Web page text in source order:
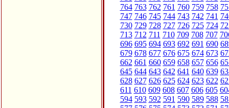
764 763 762 761 760 759 758
747 746 745 744 743 742 741
730 729 728 727 726 725 724
713 712 711 710 709 708 707
696 695 694 693 692 691 690
679 678 677 676 675 674 673
662 661 660 659 658 657 656
645 644 643 642 641 640 639
628 627 626 625 624 623 622
611 610 609 608 607 606 605
594 593 592 591 590 589 588